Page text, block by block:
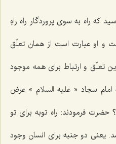
که راه به سوی پروردگار راه راهِ
و او عبارت است از همان تعلّق
تعلّق و ارتباط برای همه موجود
سجاد « علیه السلام » عرض
فرمودند: راه توبه برای تو
یعنی دو جنبه برای انسان وجود